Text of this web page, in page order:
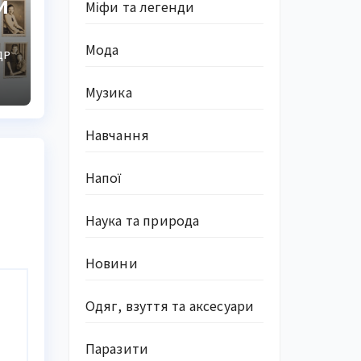
Міфи та легенди
Мода
Музика
Навчання
Напої
Наука та природа
Новини
Одяг, взуття та аксесуари
Паразити